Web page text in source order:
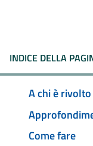
INDICE DELLA
A chi è rivolto
Come fare